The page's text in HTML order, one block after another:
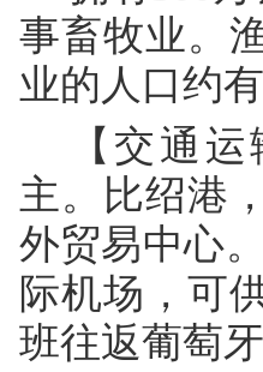
事畜牧业。
业的人口约
【交通
主。比绍港
外贸易中心
际机场，可
班往返葡萄